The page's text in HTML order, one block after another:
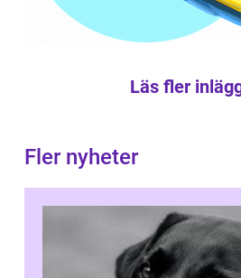
Läs fler
Fler nyheter